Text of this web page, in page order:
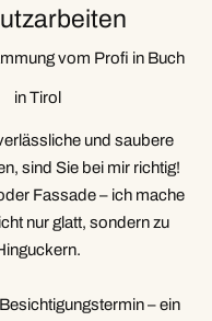
vom Profi in Buch
in Tirol
und saubere
sind Sie bei mir richtig!
Fassade – ich mache
nur glatt, sondern zu
– ein